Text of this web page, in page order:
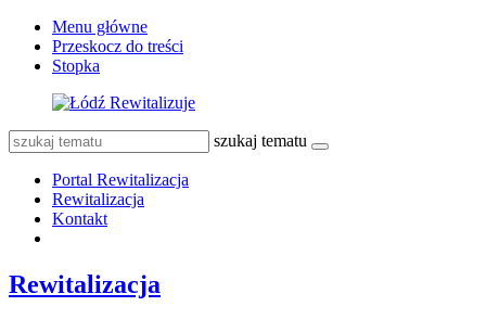
Menu główne
Przeskocz do treści
Stopka
szukaj tematu
Portal Rewitalizacja
Rewitalizacja
Kontakt
Rewitalizacja